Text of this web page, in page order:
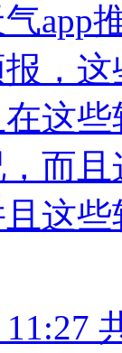
app
，
这
而
这